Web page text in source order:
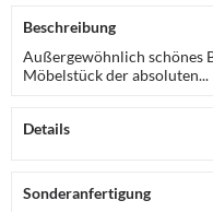
Beschreibung
Außergewöhnlich schönes
Möbelstück der absoluten...
Details
Sonderanfertigung